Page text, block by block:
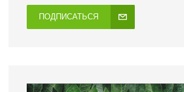
ПОДПИСАТЬСЯ